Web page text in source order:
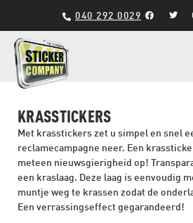
040 292 0029
KRASSTICKERS
Met krasstickers zet u simpel en snel
reclamecampagne neer. Een
meteen nieuwsgierigheid op!
een kraslaag. Deze laag is eenvoudig
muntje weg te krassen zodat de
Een verrassingseffect gegarandeerd!